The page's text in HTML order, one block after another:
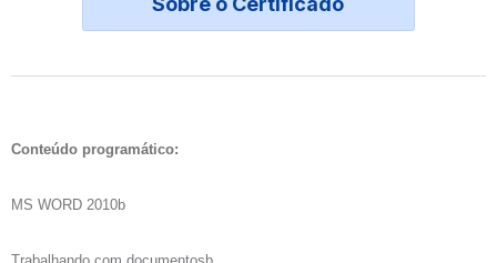
Conteúdo programático:
MS WORD 2010b